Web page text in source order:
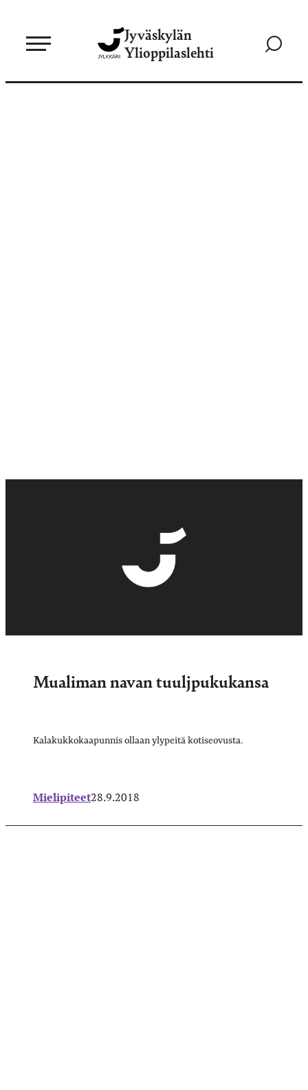
sisältöön
Jyväskylän
Ylioppilaslehti
Siirry
Mualiman navan tuuljpukukansa
Kalakukkokaapunnis ollaan ylypeitä kotiseovusta.
Mielipiteet28.9.2018